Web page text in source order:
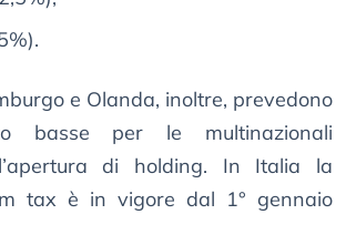
e Olanda, inoltre, prevedono
basse per le multinazionali
di holding. In Italia la
tax è in vigore dal 1° gennaio